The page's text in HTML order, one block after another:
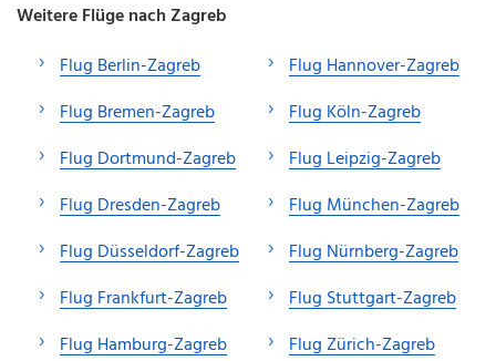
Weitere Flüge nach Zagreb
Flug Berlin-Zagreb
Flug Bremen-Zagreb
Flug Dortmund-Zagreb
Flug Dresden-Zagreb
Flug Düsseldorf-Zagreb
Flug Frankfurt-Zagreb
Flug Hamburg-Zagreb
Flug Hannover-Zagreb
Flug Köln-Zagreb
Flug Leipzig-Zagreb
Flug München-Zagreb
Flug Nürnberg-Zagreb
Flug Stuttgart-Zagreb
Flug Zürich-Zagreb